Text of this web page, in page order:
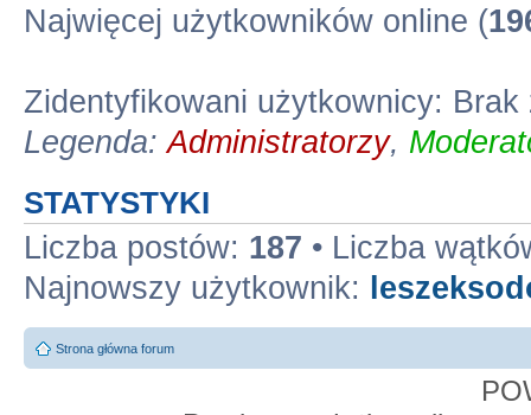
Najwięcej użytkowników online (
Zidentyfikowani użytkownicy:
Legenda:Administratorzy,
STATYSTYKI
Liczba postów: 187 • Liczba
Najnowszy użytkownik:
Strona główna forum